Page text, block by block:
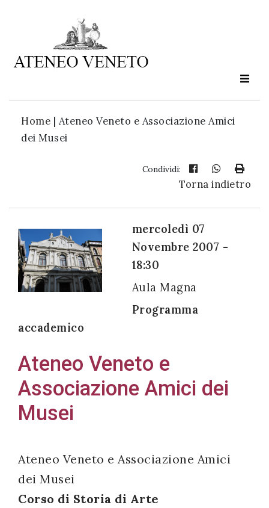
Home | Ateneo Veneto e Associazione Amici
dei Musei
Condividi:
Torna indietro
mercoledì 07
Novembre 2007 -
18:30
Aula Magna
Programma
accademico
Ateneo Veneto e
Associazione Amici dei
Musei
Ateneo Veneto e Associazione Amici
dei Musei
Corso di Storia di Arte
Ateneo
è
cultura
all'uso dei
miei dati
personali in
accordo
con il
legislativo
196/03